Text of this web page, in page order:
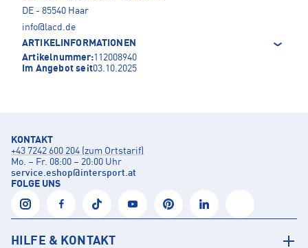
DE - 85540 Haar
info@lacd.de
ARTIKELINFORMATIONEN
Artikelnummer:112008940
Im Angebot seit03.10.2025
KONTAKT
+43 7242 600 204 (zum Ortstarif)
Mo. – Fr. 08:00 – 20:00 Uhr
service.eshop@intersport.at
FOLGE UNS
HILFE & KONTAKT